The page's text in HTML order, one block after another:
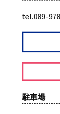
tel.089-
駐車場